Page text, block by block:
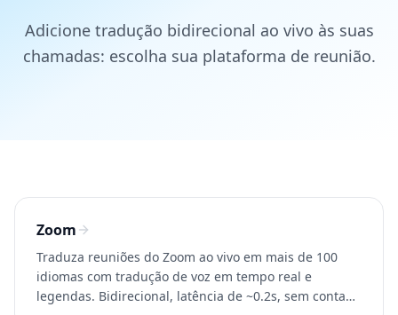
Adicione tradução bidirecional ao vivo às suas
chamadas: escolha sua plataforma de reunião.
Zoom
Traduza reuniões do Zoom ao vivo em mais de 100
idiomas com tradução de voz em tempo real e
legendas. Bidirecional, latência de ~0.2s, sem conta